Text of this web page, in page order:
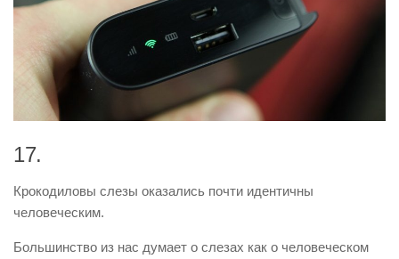
17.
Крокодиловы слезы оказались почти идентичны
человеческим.
Большинство из нас думает о слезах как о человеческом